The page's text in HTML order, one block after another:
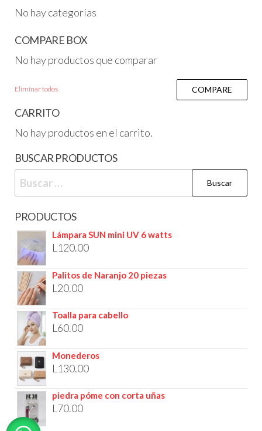
No hay categorías
COMPARE BOX
No hay productos que comparar
Eliminar todos COMPARE
CARRITO
No hay productos en el carrito.
BUSCAR PRODUCTOS
PRODUCTOS
Lámpara SUN mini UV 6 watts
L 120.00
Palitos de Naranjo 20 piezas
L 20.00
Toalla para cabello
L 60.00
Monederos
L 130.00
piedra póme con corta uñas
L 70.00